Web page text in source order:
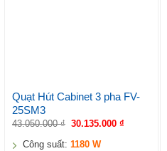
Quạt Hút Cabinet 3 pha FV-
25SM3
43.050.000₫ 30.135.000 ₫
Công suất: 1180 W